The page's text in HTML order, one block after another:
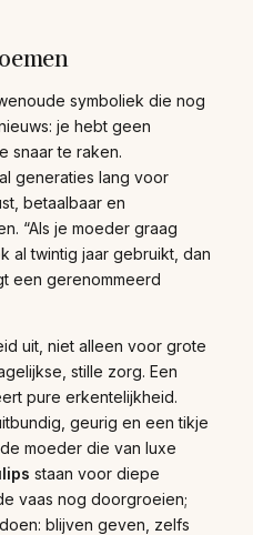
symboliek die nog
je hebt geen
snaar te raken.
generaties lang voor
betaalbaar en
“Als je moeder graag
al twintig jaar gebruikt, dan
een gerenommeerd
uit, niet alleen voor grote
stille zorg. Een
pure erkentelijkheid.
geurig en een tikje
moeder die van luxe
staan voor diepe
vaas nog doorgroeien;
blijven geven, zelfs